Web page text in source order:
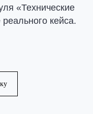
«Технические
кейса.